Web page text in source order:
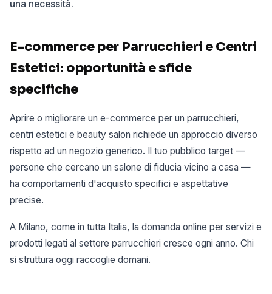
una necessità.
E-commerce per Parrucchieri e Centri
Estetici: opportunità e sfide
specifiche
Aprire o migliorare un e-commerce per un parrucchieri,
centri estetici e beauty salon richiede un approccio diverso
rispetto ad un negozio generico. Il tuo pubblico target —
persone che cercano un salone di fiducia vicino a casa —
ha comportamenti d'acquisto specifici e aspettative
precise.
A Milano, come in tutta Italia, la domanda online per servizi e
prodotti legati al settore parrucchieri cresce ogni anno. Chi
si struttura oggi raccoglie domani.